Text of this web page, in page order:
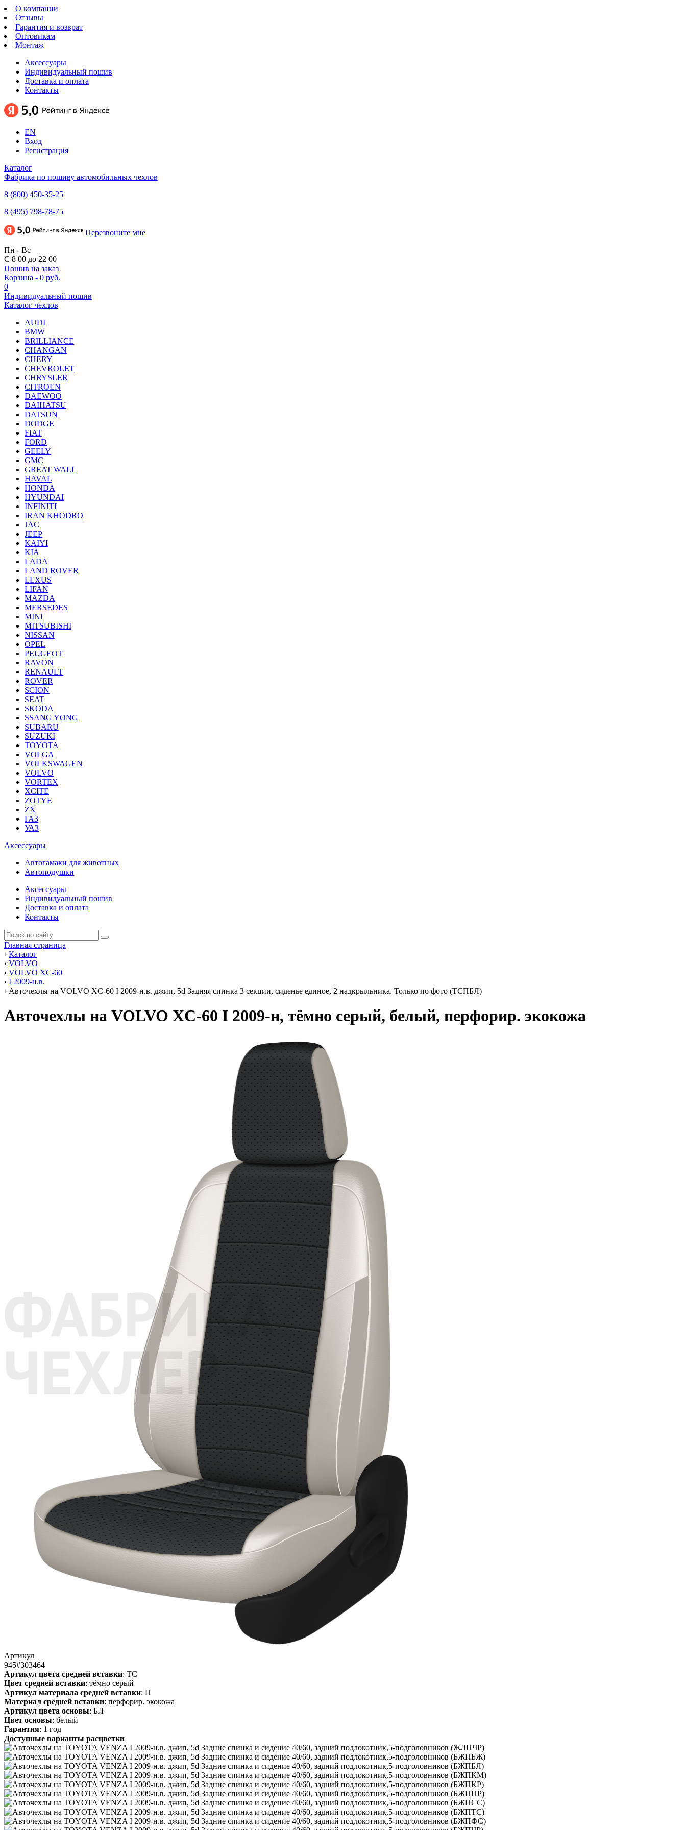
О компании
Отзывы
Гарантия и возврат
Оптовикам
Монтаж
Аксессуары
Индивидуальный пошив
Доставка и оплата
Контакты
EN
Вход
Регистрация
Каталог
Фабрика по пошиву автомобильных чехлов
8 (800) 450-35-25
8 (495) 798-78-75
Перезвоните мне
Пн - Вс
С 8 00 до 22 00
Пошив на заказ
Корзина - 0 руб.
0
Индивидуальный пошив
Каталог чехлов
AUDI
BMW
BRILLIANCE
CHANGAN
CHERY
CHEVROLET
CHRYSLER
CITROEN
DAEWOO
DAIHATSU
DATSUN
DODGE
FIAT
FORD
GEELY
GMC
GREAT WALL
HAVAL
HONDA
HYUNDAI
INFINITI
IRAN KHODRO
JAC
JEEP
KAIYI
KIA
LADA
LAND ROVER
LEXUS
LIFAN
MAZDA
MERSEDES
MINI
MITSUBISHI
NISSAN
OPEL
PEUGEOT
RAVON
RENAULT
ROVER
SCION
SEAT
SKODA
SSANG YONG
SUBARU
SUZUKI
TOYOTA
VOLGA
VOLKSWAGEN
VOLVO
VORTEX
XCITE
ZOTYE
ZX
ГАЗ
УАЗ
Аксессуары
Автогамаки для животных
Автоподушки
Аксессуары
Индивидуальный пошив
Доставка и оплата
Контакты
Главная страница
› Каталог
› VOLVO
› VOLVO XC-60
› I 2009-н.в.
› Авточехлы на VOLVO XC-60 I 2009-н.в. джип, 5d Задняя спинка 3 секции, сиденье единое, 2 надкрыльника. Только по фото (ТСПБЛ)
Авточехлы на VOLVO XC-60 I 2009-н, тёмно серый, белый, перфорир. экокожа
Артикул
945#303464
Артикул цвета средней вставки: ТС
Цвет средней вставки: тёмно серый
Артикул материала средней вставки: П
Материал средней вставки: перфорир. экокожа
Артикул цвета основы: БЛ
Цвет основы: белый
Гарантия: 1 год
Доступные варианты расцветки